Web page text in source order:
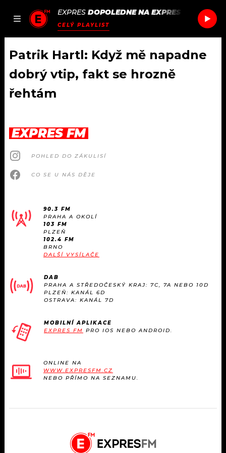
JAK
SEZNAM.CZ
EXPRES DOPOLEDNE NA EXPRES FM /
CELÝ PLAYLIST
DOMŮ
AKTUÁLNĚ
HUDBA
#NEBUDUDOMA
KALENDÁŘ
VIP
TRENDY
KULTURA
OSTATNÍ
PODCASTY
JAK NALADIT
APLIKACE
PROGRAM
PLAYLIST
JAK NALADIT
SOUTĚŽE
Patrik Hartl: Když mě napadne
dobrý vtip, fakt se hrozně
řehtám
EXPRES FM
POHLED DO ZÁKULISÍ
CO SE U NÁS DĚJE
90.3 FM
PRAHA A OKOLÍ
103 FM
PLZEŇ
102.4 FM
BRNO
DALŠÍ VYSÍLAČE
DAB
PRAHA A STŘEDOČESKÝ KRAJ: 7C, 7A NEBO 10D
PLZEŇ: KANÁL 6D
OSTRAVA: KANÁL 7D
MOBILNÍ APLIKACE
EXPRES FM PRO IOS NEBO ANDROID.
ONLINE NA
WWW.EXPRESFM.CZ
NEBO PŘÍMO NA SEZNAMU.